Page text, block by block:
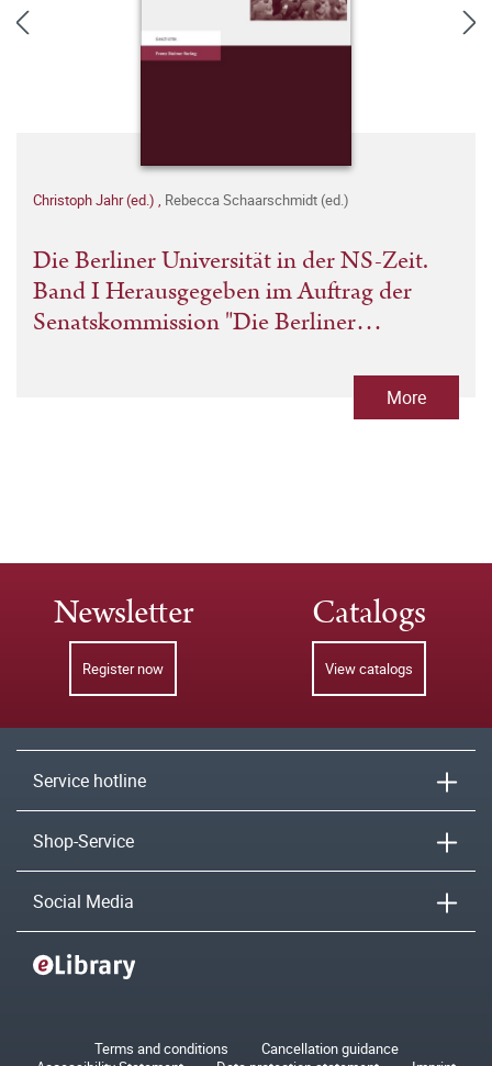
Christoph Jahr (ed.) , Rebecca Schaarschmidt (ed.)
Die Berliner Universität in der NS-Zeit.
Band I Herausgegeben im Auftrag der
Senatskommission "Die Berliner
More
Newsletter
Register now
Catalogs
View catalogs
Service hotline
Shop-Service
Social Media
Terms and conditions
Cancellation guidance